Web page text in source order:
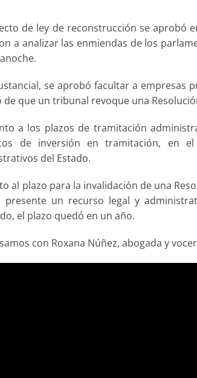
de ley de reconstrucción se aprobó
a analizar las enmiendas de los
se aprobó facultar a empresas
de que un tribunal revoque una
a los plazos de tramitación
de inversión en tramitación, en
del Estado.
al plazo para la invalidación de una
presente un recurso legal y
el plazo quedó en un año.
con Roxana Núñez, abogada y